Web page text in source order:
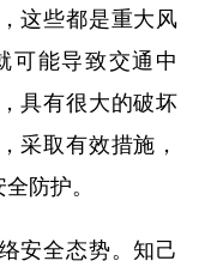
这些都是重大风
可能导致交通中
具有很大的破坏
采取有效措施，
防护。
全态势。知己